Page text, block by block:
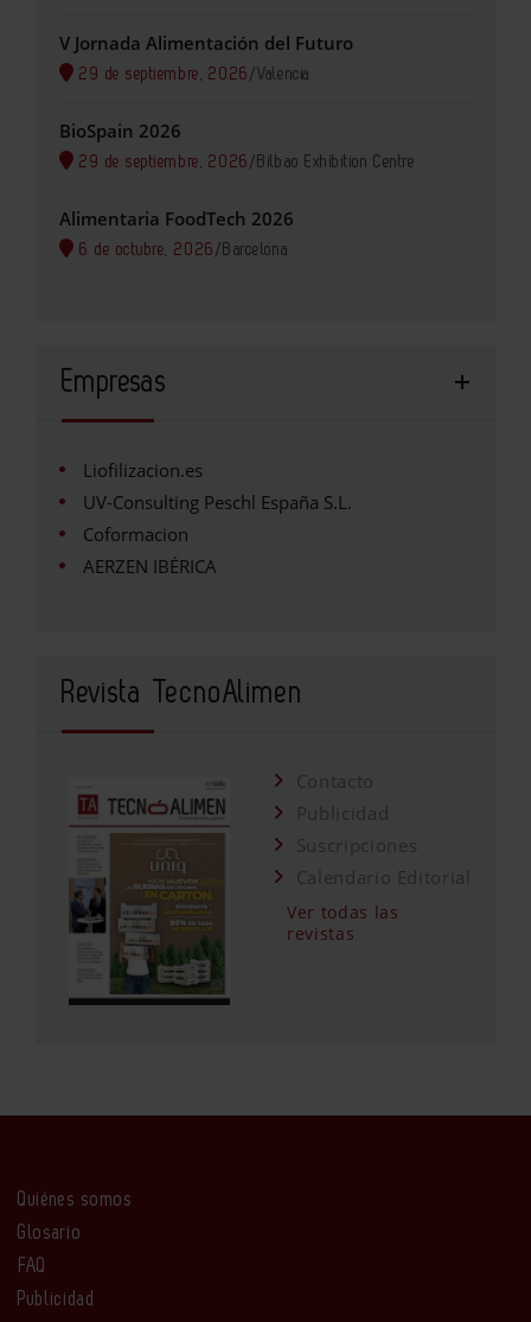
V Jornada Alimentación del Futuro
29 de septiembre, 2026 /Valencia
BioSpain 2026
29 de septiembre, 2026 / Bilbao Exhibition Centre
Alimentaria FoodTech 2026
6 de octubre, 2026 / Barcelona
Empresas
Liofilizacion.es
UV-Consulting Peschl España S.L.
Coformacion
AERZEN IBÉRICA
Revista TecnoAlimen
Contacto
Publicidad
Suscripciones
Calendario Editorial
Ver todas las
revistas
Quiénes somos
Glosario
FAQ
Publicidad